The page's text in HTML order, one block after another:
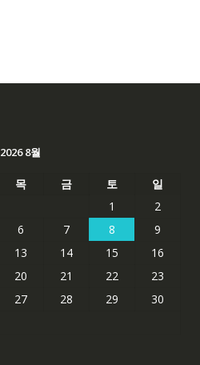
2026 8월
목 금 토
일
1
2
6 7 8
9
13 14 15
16
20 21 22
23
27 28 29
30